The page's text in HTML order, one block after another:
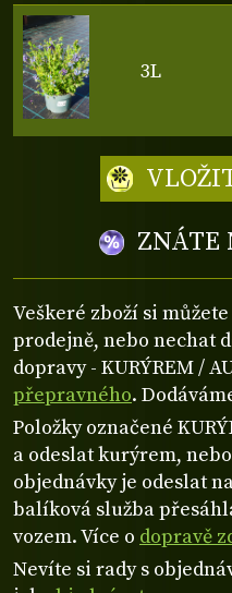
3L
ZNÁTE
Veškeré zboží si
prodejně, nebo nechat
dopravy - KURÝREM /
přepravného.
Položky označené
a odeslat kurýrem,
objednávky je odeslat
balíková služba
vozem. Více o dopravě
Nevíte si rady s